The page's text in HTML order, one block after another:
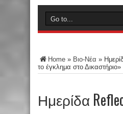
Home » Βιο-Νέα »
το έγκλημα στο Δικαστήριο»
Ημερίδα